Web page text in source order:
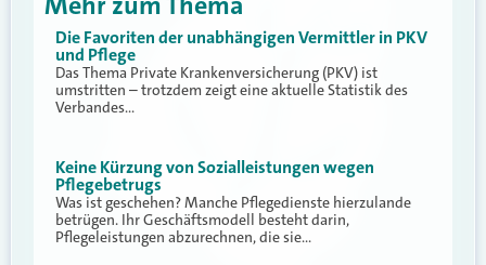
Die Favoriten der unabhängigen Vermittler in PKV
und Pflege
Das Thema Private Krankenversicherung (PKV) ist
umstritten – trotzdem zeigt eine aktuelle Statistik des
Verbandes…
Keine Kürzung von Sozialleistungen wegen
Pflegebetrugs
Was ist geschehen? Manche Pflegedienste hierzulande
betrügen. Ihr Geschäftsmodell besteht darin,
Pflegeleistungen abzurechnen, die sie…